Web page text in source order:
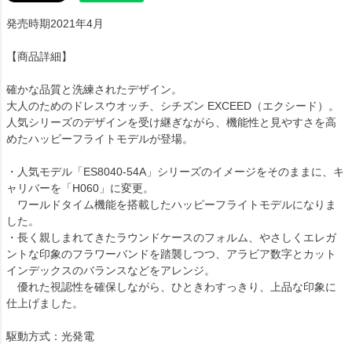
発売時期2021年4月
【商品詳細】
確かな品質と洗練されたデザイン。
大人のためのドレスウオッチ、シチズン EXCEED（エクシード）。
人気シリーズのデザインを受け継ぎながら、機能性と見やすさを高
めたハッピーフライトモデルが登場。
・人気モデル「ES8040-54A」シリーズのイメージをそのままに、キ
ャリバーを「H060」に変更。
ワールドタイム機能を搭載したハッピーフライトモデルになりま
した。
・長く親しまれてきたラウンドケースのフォルム、やさしくエレガ
ントな印象のフラワーバンドを踏襲しつつ、アラビア数字とカット
インデックスのバランスなどをアレンジ。
優れた視認性を確保しながら、ひときわすっきり、上品な印象に
仕上げました。
駆動方式：光発電